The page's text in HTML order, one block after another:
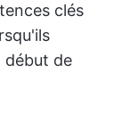
clés
début de